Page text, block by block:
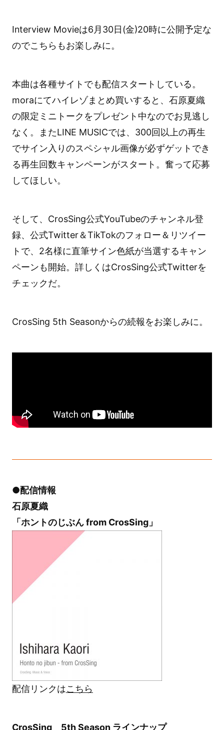
Interview Movieは6月30日(金)20時に公開予定な
のでこちらもお楽しみに。
本曲は各種サイトでも配信スタートしている。
moraにてハイレゾまとめ買いすると、石原夏織
の限定ミニトークをプレゼント中なのでお見逃し
なく。またLINE MUSICでは、300回以上の再生
でサイン入りのスペシャル画像が必ずゲットでき
る再生回数キャンペーンがスタート。奮って応募
してほしい。
そして、CrosSing公式YouTubeのチャンネル登
録、公式Twitter＆TikTokのフォロー＆リツイー
トで、2名様に直筆サイン色紙が当選するキャン
ペーンも開始。詳しくはCrosSing公式Twitterを
チェックだ。
CrosSing 5th Seasonからの続報をお楽しみに。
●配信情報
石原夏織
「ホントのじぶん from CrosSing」
配信リンクはこちら
CrosSing 5th Season ラインナップ